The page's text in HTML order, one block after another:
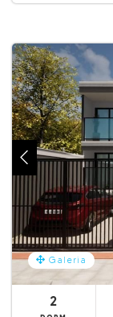
Galeria
2